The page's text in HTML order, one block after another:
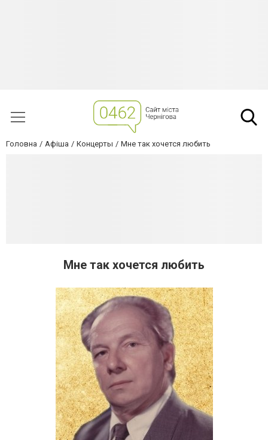
Головна Афіша Концерты Мне так хочется любить
Мне так хочется любить